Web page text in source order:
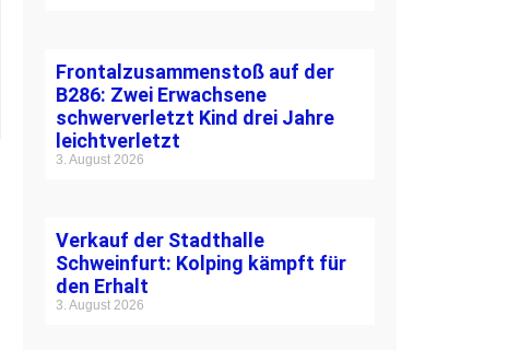
Frontalzusammenstoß auf der
B286: Zwei Erwachsene
schwerverletzt Kind drei Jahre
leichtverletzt
3. August 2026
Verkauf der Stadthalle
Schweinfurt: Kolping kämpft für
den Erhalt
3. August 2026